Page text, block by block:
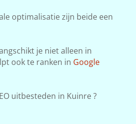
optimalisatie zijn beide een
je niet alleen in
ook te ranken in Google
uitbesteden in Kuinre ?